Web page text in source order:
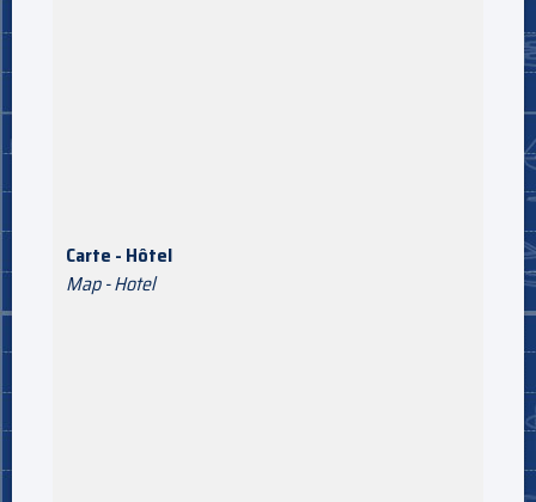
Carte - Hôtel
Map - Hotel